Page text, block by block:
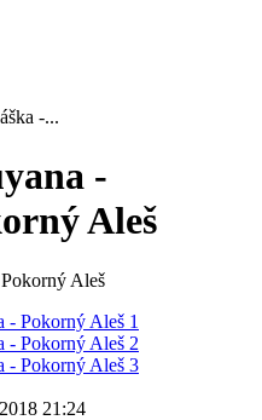
-...
-
Aleš
Aleš
21:24